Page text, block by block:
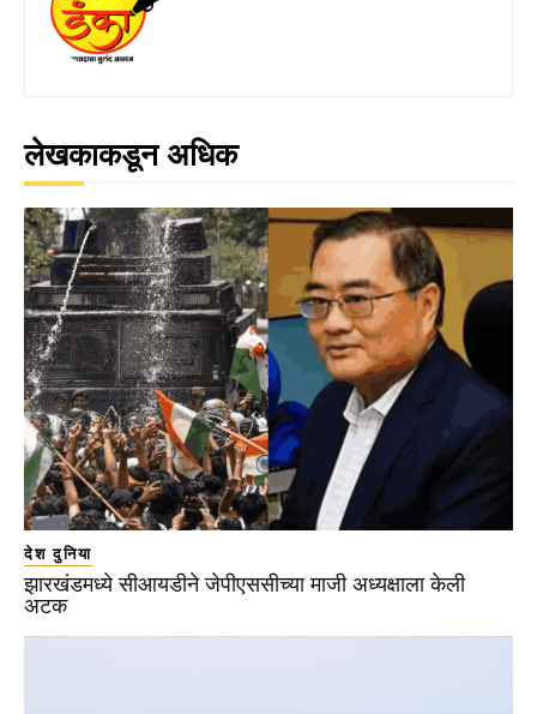
लेखकाकडून अधिक
देश दुनिया
झारखंडमध्ये सीआयडीने जेपीएससीच्या माजी अध्यक्षाला केली
अटक